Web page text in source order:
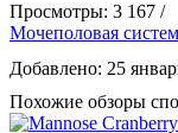
Просмотры: 3 167 /
Мочеполовая
Добавлено: 25
Похожие обзоры